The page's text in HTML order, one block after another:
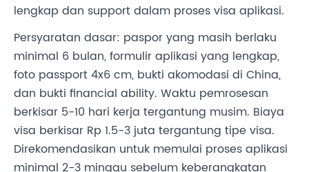
lengkap dan support dalam proses visa aplikasi.
Persyaratan dasar: paspor yang masih berlaku
minimal 6 bulan, formulir aplikasi yang lengkap,
foto passport 4x6 cm, bukti akomodasi di China,
dan bukti financial ability. Waktu pemrosesan
berkisar 5-10 hari kerja tergantung musim. Biaya
visa berkisar Rp 1.5-3 juta tergantung tipe visa.
Direkomendasikan untuk memulai proses aplikasi
minimal 2-3 minggu sebelum keberangkatan